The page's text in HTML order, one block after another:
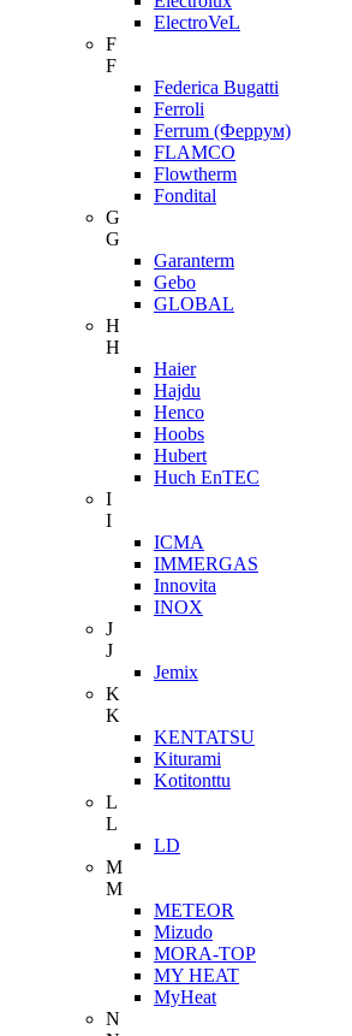
ElectroVeL
F
F
Federica Bugatti
Ferroli
Ferrum (Феррум)
FLAMCO
Flowtherm
Fondital
G
G
Garanterm
Gebo
GLOBAL
H
H
Haier
Hajdu
Henco
Hoobs
Hubert
Huch EnTEC
I
I
ICMA
IMMERGAS
Innovita
INOX
J
J
Jemix
K
K
KENTATSU
Kiturami
Kotitonttu
L
L
LD
M
M
METEOR
Mizudo
MORA-TOP
MY HEAT
MyHeat
N